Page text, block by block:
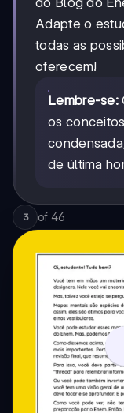
Adapte o
todas as
oferecem!
Lembre-se:
os
de última
3 of 46